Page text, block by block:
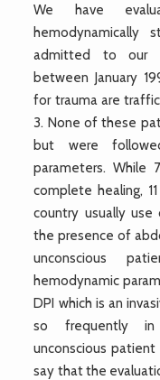
We have
hemodynamically
admitted to our
between January
for trauma are
3. None of these
but were
parameters. While
complete healing,
country usually
the presence of
unconscious
hemodynamic
DPI which is an
so frequently in
unconscious
say that the